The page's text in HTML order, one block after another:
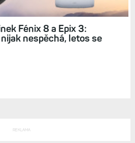
Fénix 8 a Epix 3:
nespěchá, letos se